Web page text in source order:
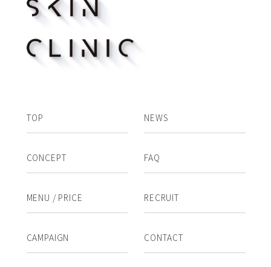
TOP
CONCEPT
MENU / PRICE
CAMPAIGN
NEWS
FAQ
RECRUIT
CONTACT